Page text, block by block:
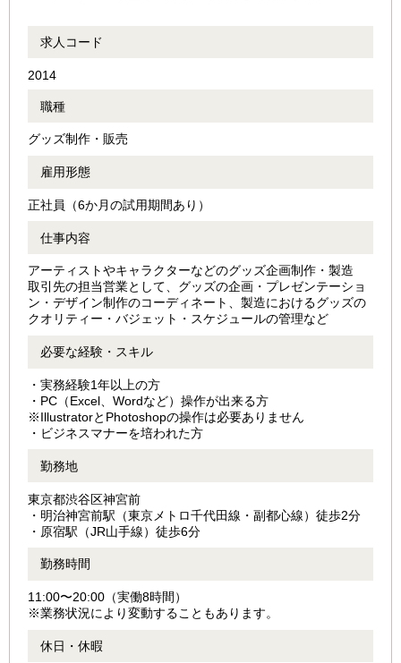
求人コード
2014
職種
グッズ制作・販売
雇用形態
正社員（6か月の試用期間あり）
仕事内容
アーティストやキャラクターなどのグッズ企画制作・製造
取引先の担当営業として、グッズの企画・プレゼンテーショ
ン・デザイン制作のコーディネート、製造におけるグッズの
クオリティー・バジェット・スケジュールの管理など
必要な経験・スキル
・実務経験1年以上の方
・PC（Excel、Wordなど）操作が出来る方
※IllustratorとPhotoshopの操作は必要ありません
・ビジネスマナーを培われた方
勤務地
東京都渋谷区神宮前
・明治神宮前駅（東京メトロ千代田線・副都心線）徒歩2分
・原宿駅（JR山手線）徒歩6分
勤務時間
11:00〜20:00（実働8時間）
※業務状況により変動することもあります。
休日・休暇